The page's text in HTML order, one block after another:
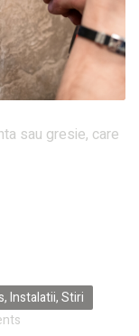
sau gresie, care
,Instalatii,Stiri